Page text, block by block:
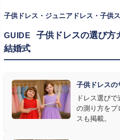
② 舞台で映える色・楽器に合うデ
発表会の舞台は照明が強く、客席か
ます。ネイビー・ブラック・深みの
す。またピアノ演奏なら落ち着いたシ
ロ演奏なら華やかで視線を集める
なら衣装同士が調和するクラシカル
子供ドレス・ジュニアドレス・子供
GUIDE
子供ドレスの選び方
結婚式
子供ドレスの
ドレス選び
の測り方をプ
スも掲載。